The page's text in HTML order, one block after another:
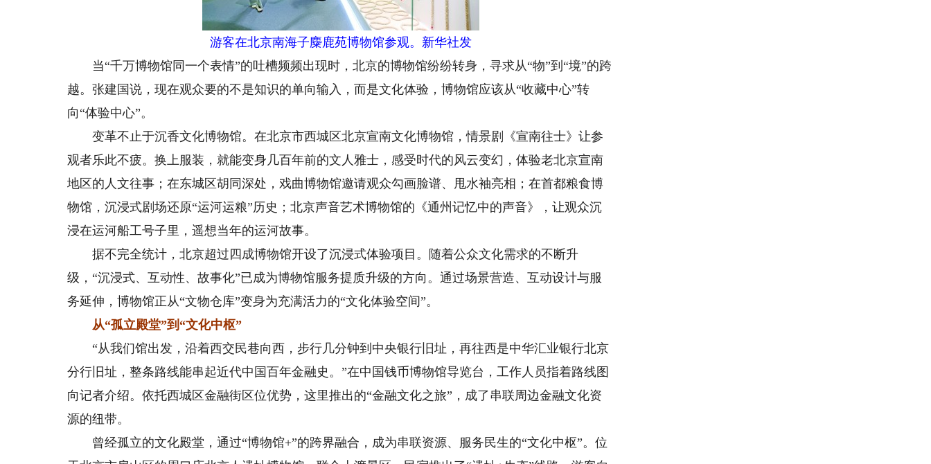
游客在北京南海子麋鹿苑博物馆参观。新华社发
当“千万博物馆同一个表情”的吐槽频频出现时，北京的博物馆纷纷转身，寻求从“物”到“境”的跨
越。张建国说，现在观众要的不是知识的单向输入，而是文化体验，博物馆应该从“收藏中心”转
向“体验中心”。
变革不止于沉香文化博物馆。在北京市西城区北京宣南文化博物馆，情景剧《宣南往士》让参
观者乐此不疲。换上服装，就能变身几百年前的文人雅士，感受时代的风云变幻，体验老北京宣南
地区的人文往事；在东城区胡同深处，戏曲博物馆邀请观众勾画脸谱、甩水袖亮相；在首都粮食博
物馆，沉浸式剧场还原“运河运粮”历史；北京声音艺术博物馆的《通州记忆中的声音》，让观众沉
浸在运河船工号子里，遥想当年的运河故事。
据不完全统计，北京超过四成博物馆开设了沉浸式体验项目。随着公众文化需求的不断升
级，“沉浸式、互动性、故事化”已成为博物馆服务提质升级的方向。通过场景营造、互动设计与服
务延伸，博物馆正从“文物仓库”变身为充满活力的“文化体验空间”。
从“孤立殿堂”到“文化中枢”
“从我们馆出发，沿着西交民巷向西，步行几分钟到中央银行旧址，再往西是中华汇业银行北京
分行旧址，整条路线能串起近代中国百年金融史。”在中国钱币博物馆导览台，工作人员指着路线图
向记者介绍。依托西城区金融街区位优势，这里推出的“金融文化之旅”，成了串联周边金融文化资
源的纽带。
曾经孤立的文化殿堂，通过“博物馆+”的跨界融合，成为串联资源、服务民生的“文化中枢”。位